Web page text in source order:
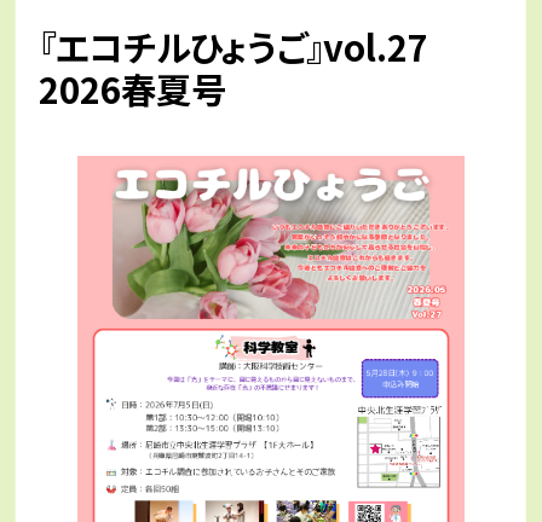
『エコチルひょうご』vol.27
2026春夏号